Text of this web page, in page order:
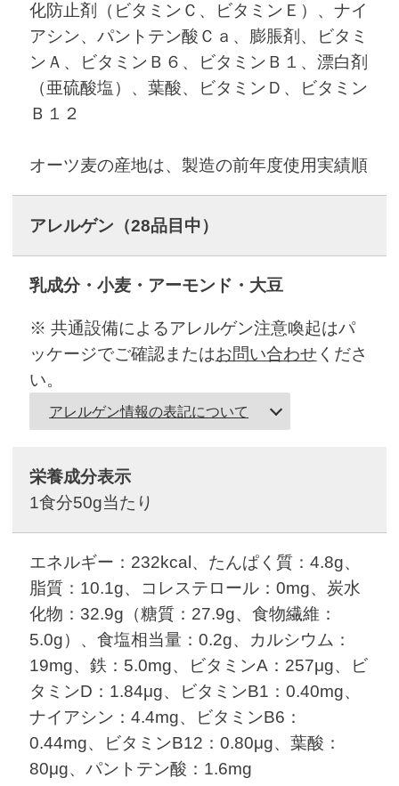
化防止剤（ビタミンＣ、ビタミンＥ）、ナイ
アシン、パントテン酸Ｃａ、膨脹剤、ビタミ
ンＡ、ビタミンＢ６、ビタミンＢ１、漂白剤
（亜硫酸塩）、葉酸、ビタミンＤ、ビタミン
Ｂ１２
オーツ麦の産地は、製造の前年度使用実績順
アレルゲン （28品目中）
乳成分・小麦・アーモンド・大豆
※ 共通設備によるアレルゲン注意喚起はパ
ッケージでご確認またはお問い合わせ くださ
い。
アレルゲン情報の表記について
栄養成分表示
1食分50g当たり
エネルギー：232kcal、たんぱく質：4.8g、
脂質：10.1g、コレステロール：0mg、炭水
化物：32.9g（糖質：27.9g、食物繊維：
5.0g）、食塩相当量：0.2g、カルシウム：
19mg、鉄：5.0mg、ビタミンA：257μg、ビ
タミンD：1.84μg、ビタミンB1：0.40mg、
ナイアシン：4.4mg、ビタミンB6：
0.44mg、ビタミンB12：0.80μg、葉酸：
80μg、パントテン酸：1.6mg